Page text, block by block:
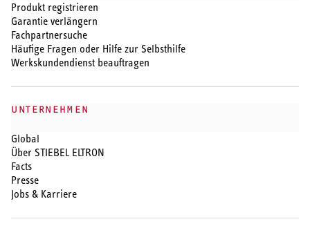
Produkt registrieren
Garantie verlängern
Fachpartnersuche
Häufige Fragen oder Hilfe zur Selbsthilfe
Werkskundendienst beauftragen
UNTERNEHMEN
Global
Über STIEBEL ELTRON
Facts
Presse
Jobs & Karriere